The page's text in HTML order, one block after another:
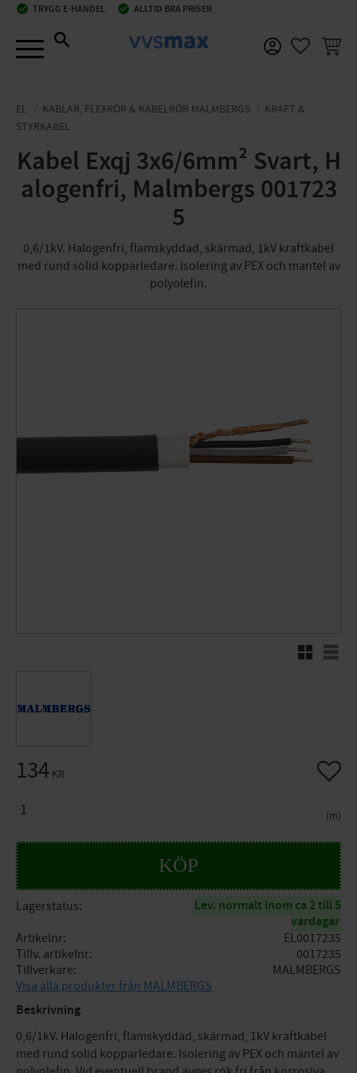
check_circle TRYGG E-HANDEL check_circle ALLTID BRA PRISER
EL KABLAR, FLEXRÖR & KABELRÖR MALMBERGS
KRAFT &
STYRKABEL
Kabel Exqj 3x6/6mm² Svart, H
alogenfri, Malmbergs 001723
5
0,6/1kV. Halogenfri, flamskyddad, skärmad, 1kV kraftkabel
med rund solid kopparledare. Isolering av PEX och mantel av
polyolefin.
Rutnätsvy
134 KR
m
KÖP
Lägg
Lagerstatus
Lev. normalt inom ca 2 till 5
vardagar
Artikelnr
EL0017235
Tillv. artikelnr
0017235
Tillverkare
MALMBERGS
Visa alla produkter från MALMBERGS
Beskrivning
0,6/1kV. Halogenfri, flamskyddad, skärmad, 1kV kraftkabel
med rund solid kopparledare. Isolering av PEX och mantel av